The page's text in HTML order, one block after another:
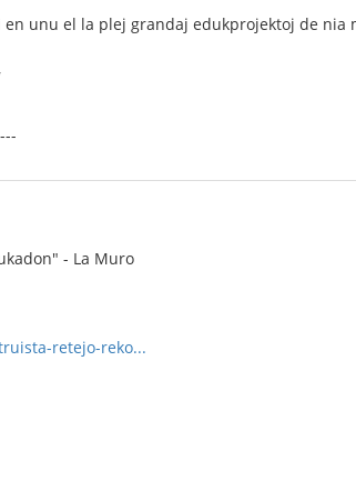
en unu el la plej grandaj edukprojektoj de nia
- La Muro
retejo-reko...